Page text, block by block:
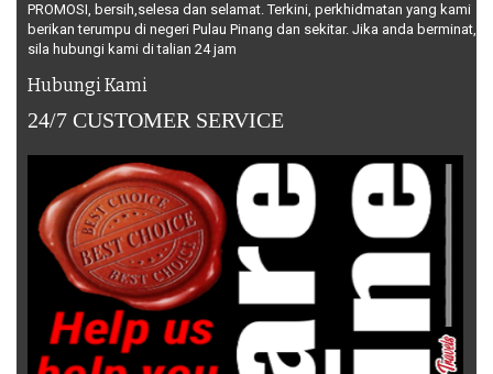
PROMOSI, bersih,selesa dan selamat. Terkini, perkhidmatan yang kami
berikan terumpu di negeri Pulau Pinang dan sekitar. Jika anda berminat,
sila hubungi kami di talian 24 jam
Hubungi Kami
24/7 CUSTOMER SERVICE